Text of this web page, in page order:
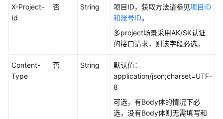
API
X-Project-
Id
否 String 项目ID，获取方法请参见项目ID
和账号ID。
多project场景采用AK/SK认证
的接口请求，则该字段必选。
Content-
Type
否 String
默认值：
application/json;charset=UTF-
8
可选，有Body体的情况下必
选，没有Body体则无需填写和